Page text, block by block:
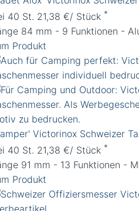
40 St. 21,38 €/ Stück *
84 mm - 9 Funktionen -
Produkt
Victorinox Schweizer
40 St. 21,38 €/ Stück *
91 mm - 13 Funktionen -
Produkt